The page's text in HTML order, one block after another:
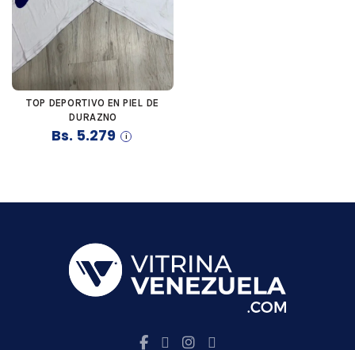
COMPRAR
TOP DEPORTIVO EN PIEL DE
DURAZNO
Bs. 5.279